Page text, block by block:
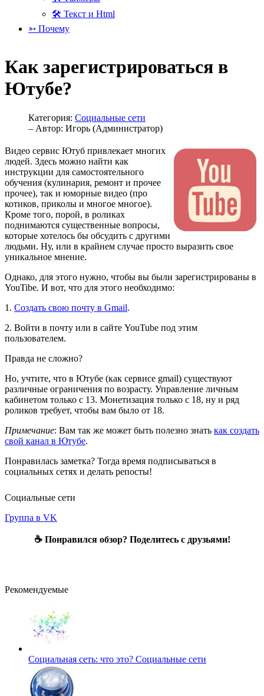
🛠 Текст и Html
➳ Почему
Как зарегистрироваться в
Ютубе?
Категория: Социальные сети
– Автор: Игорь (Администратор)
Видео сервис Ютуб привлекает многих
людей. Здесь можно найти как
инструкции для самостоятельного
обучения (кулинария, ремонт и прочее
прочее), так и юморные видео (про
котиков, приколы и многое многое).
Кроме того, порой, в роликах
поднимаются существенные вопросы,
которые хотелось бы обсудить с другими
людьми. Ну, или в крайнем случае просто выразить свое
уникальное мнение.
Однако, для этого нужно, чтобы вы были зарегистрированы в
YouTibe. И вот, что для этого необходимо:
1. Создать свою почту в Gmail.
2. Войти в почту или в сайте YouTube под этим
пользователем.
Правда не сложно?
Но, учтите, что в Ютубе (как сервисе gmail) существуют
различные ограничения по возрасту. Управление личным
кабинетом только с 13. Монетизация только с 18, ну и ряд
роликов требует, чтобы вам было от 18.
Примечание: Вам так же может быть полезно знать как создать
свой канал в Ютубе.
Понравилась заметка? Тогда время подписываться в
социальных сетях и делать репосты!
Социальные сети
Группа в VK
☕ Понравился обзор? Поделитесь с друзьями!
Рекомендуемые
Социальная сеть: что это? Социальные сети